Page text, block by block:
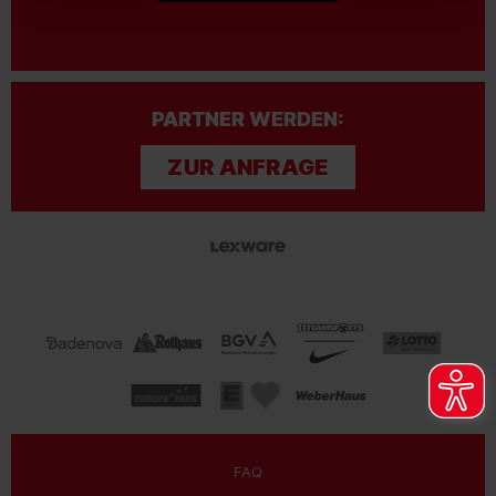
PARTNER WERDEN:
ZUR ANFRAGE
FAQ